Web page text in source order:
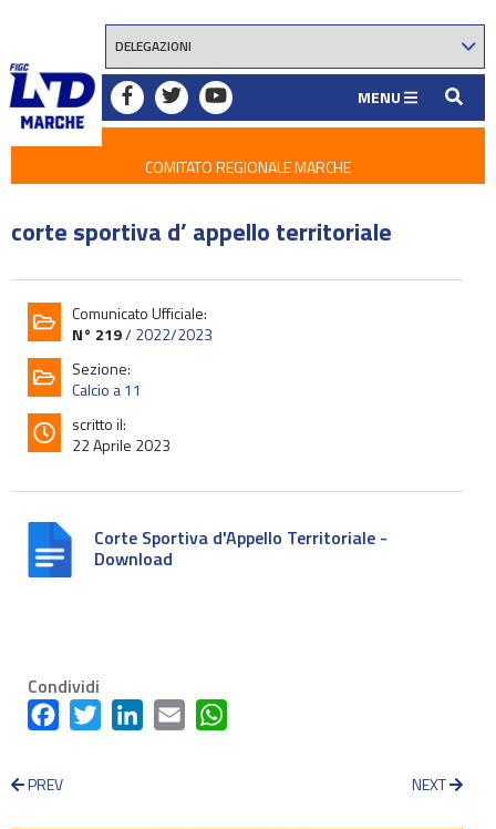
MENU
COMITATO REGIONALE MARCHE
corte sportiva d’ appello territoriale
Comunicato Ufficiale:
N° 219/2022/2023
Sezione:
Calcio a 11
scritto il:
22 Aprile 2023
Corte Sportiva d'Appello Territoriale -
Download
Condividi
FacebookTwitter LinkedInEmail
PREV NEXT